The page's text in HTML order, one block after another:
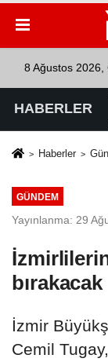
8 Ağustos 2026,
HABERLER
Haberler
GÜNDEM
Yayınlanma: 29
bırakacak
İzmir
Cemil